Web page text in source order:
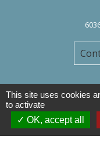
This site uses cookies
to activate
OK, accept all